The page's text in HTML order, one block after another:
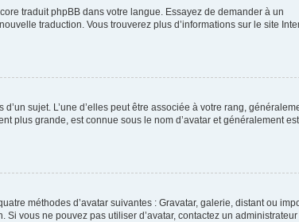
traduit phpBB dans votre langue. Essayez de demander à un
traduction. Vous trouverez plus d’informations sur le site
sujet. L’une d’elles peut être associée à votre rang,
plus grande, est connue sous le nom d’avatar et généralement
méthodes d’avatar suivantes : Gravatar, galerie, distant ou
vous ne pouvez pas utiliser d’avatar, contactez un